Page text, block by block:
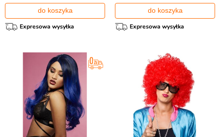
do koszyka
Expresowa wysyłka
do koszyka
Expresowa wysyłka